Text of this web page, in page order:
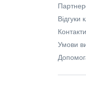
Відгуки
Контакти
Умови